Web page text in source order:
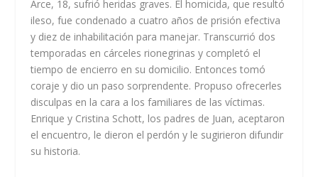
Arce, 18, sufrió heridas graves. El homicida, que resultó
ileso, fue condenado a cuatro años de prisión efectiva
y diez de inhabilitación para manejar. Transcurrió dos
temporadas en cárceles rionegrinas y completó el
tiempo de encierro en su domicilio. Entonces tomó
coraje y dio un paso sorprendente. Propuso ofrecerles
disculpas en la cara a los familiares de las víctimas.
Enrique y Cristina Schott, los padres de Juan, aceptaron
el encuentro, le dieron el perdón y le sugirieron difundir
su historia.